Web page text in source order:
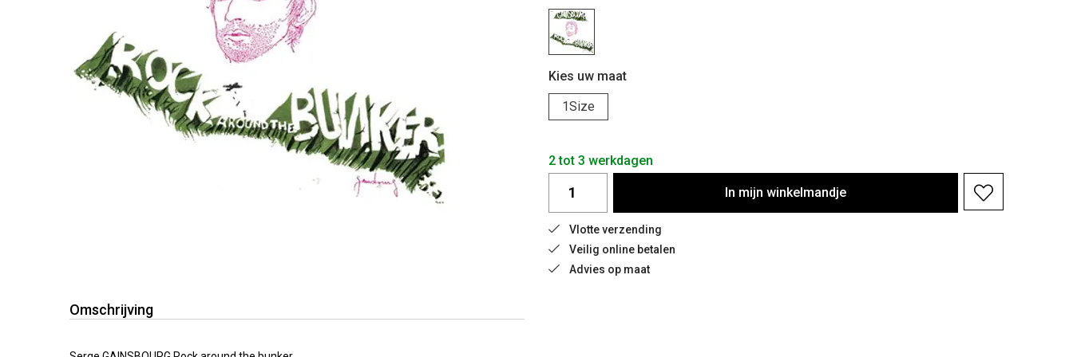
Kies uw maat
1Size
2 tot 3 werkdagen
In mijn winkelmandje
Vlotte verzending
Veilig online betalen
Advies op maat
Omschrijving